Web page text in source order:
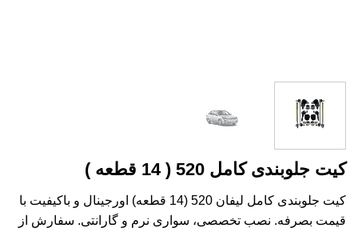
کیت جلوبندی کامل 520 ( 14 قطعه )
کیت جلوبندی کامل لیفان 520 (14 قطعه) اورجینال و باکیفیت با
قیمت بصرفه. نصب تخصصی، سواری نرم و گارانتی. سفارش از